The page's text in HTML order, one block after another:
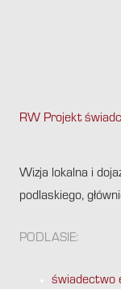
RW Projekt
Wizja lokalna i
podlaskiego,
PODLASIE:
świadectwo